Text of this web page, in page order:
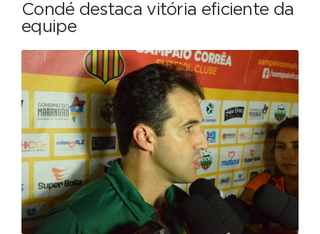
Condé destaca vitória eficiente da
equipe